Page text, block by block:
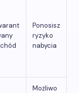
Ponosisz
ryzyko
nabycia
Możliwo